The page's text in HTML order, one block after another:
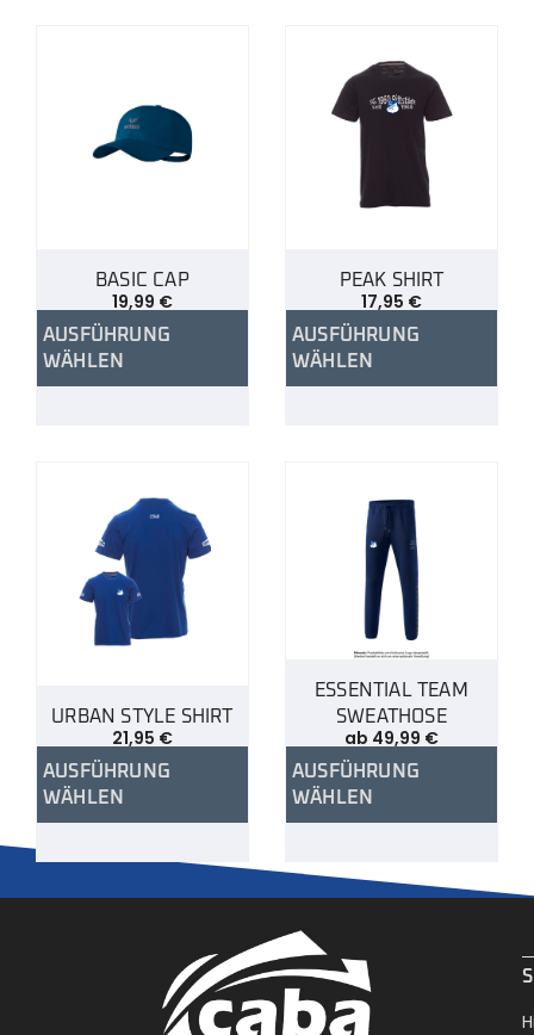
BASIC CAP
19,99 €
AUSFÜHRUNG
WÄHLEN
PEAK SHIRT
17,95 €
AUSFÜHRUNG
WÄHLEN
URBAN STYLE SHIRT
21,95 €
AUSFÜHRUNG
WÄHLEN
ESSENTIAL TEAM
SWEATHOSE
ab 49,99 €
AUSFÜHRUNG
WÄHLEN